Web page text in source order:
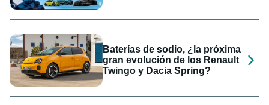
Baterías de sodio, ¿la próxima
gran evolución de los Renault
Twingo y Dacia Spring?